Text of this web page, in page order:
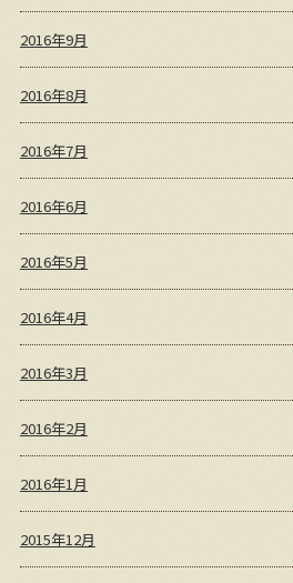
2016年9月
2016年8月
2016年7月
2016年6月
2016年5月
2016年4月
2016年3月
2016年2月
2016年1月
2015年12月